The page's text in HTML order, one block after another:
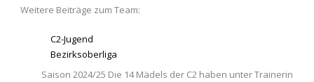
Weitere Beiträge zum Team:
C2-Jugend
Bezirksoberliga
Saison 2024/25 Die 14 Mädels der C2 haben unter Trainerin